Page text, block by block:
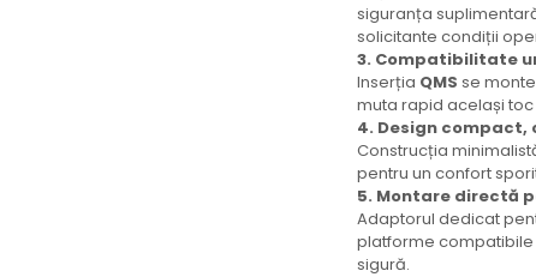
siguranța
solicitante condiții
3. Compatibilitate
Inserția QMS se
muta rapid același
4. Design compact,
Construcția
pentru un confort
5. Montare directă
Adaptorul dedicat
platforme compatibile
sigură.